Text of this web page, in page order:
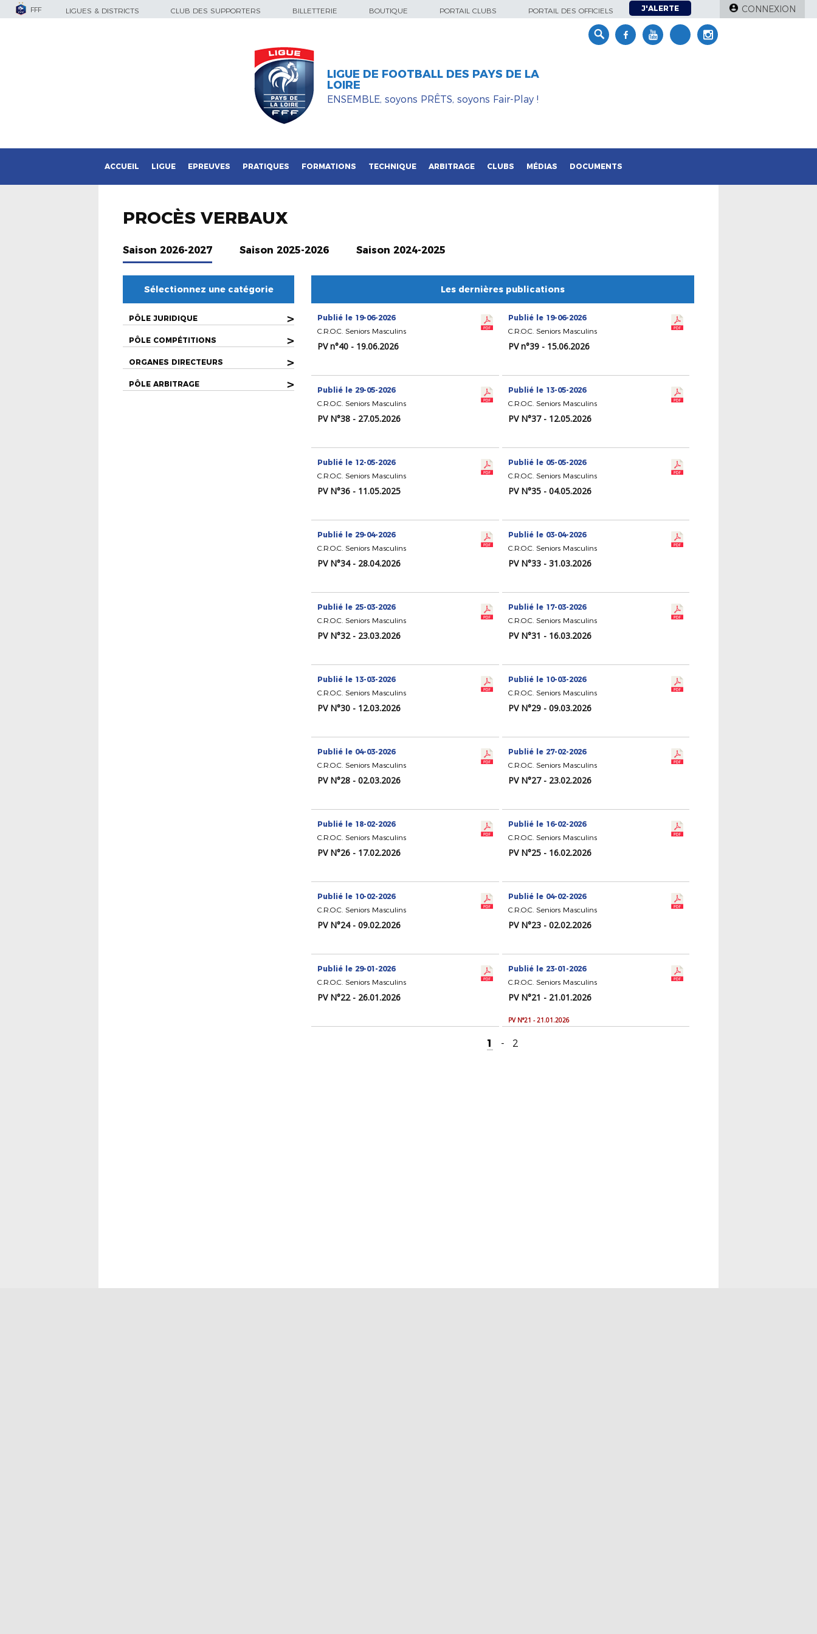
FFF LIGUES & DISTRICTS CLUB DES SUPPORTERS BILLETTERIE BOUTIQUE PORTAIL CLUBS PORTAIL DES OFFICIELS J'ALERTE CONNEXION
LIGUE DE FOOTBALL DES PAYS DE LA
LOIRE
ENSEMBLE, soyons PRÊTS, soyons Fair-Play !
ACCUEIL LIGUE EPREUVES PRATIQUES FORMATIONS TECHNIQUE ARBITRAGE CLUBS MÉDIAS DOCUMENTS
PROCÈS VERBAUX
Saison 2026-2027 Saison 2025-2026 Saison 2024-2025
Sélectionnez une catégorie
PÔLE JURIDIQUE >
PÔLE COMPÉTITIONS >
ORGANES DIRECTEURS >
PÔLE ARBITRAGE >
Les dernières publications
Publié le 19-06-2026
C.R.O.C. Seniors Masculins
PV n°40 - 19.06.2026
Publié le 19-06-2026
C.R.O.C. Seniors Masculins
PV n°39 - 15.06.2026
Publié le 29-05-2026
C.R.O.C. Seniors Masculins
PV N°38 - 27.05.2026
Publié le 13-05-2026
C.R.O.C. Seniors Masculins
PV N°37 - 12.05.2026
Publié le 12-05-2026
C.R.O.C. Seniors Masculins
PV N°36 - 11.05.2025
Publié le 05-05-2026
C.R.O.C. Seniors Masculins
PV N°35 - 04.05.2026
Publié le 29-04-2026
C.R.O.C. Seniors Masculins
PV N°34 - 28.04.2026
Publié le 03-04-2026
C.R.O.C. Seniors Masculins
PV N°33 - 31.03.2026
Publié le 25-03-2026
C.R.O.C. Seniors Masculins
PV N°32 - 23.03.2026
Publié le 17-03-2026
C.R.O.C. Seniors Masculins
PV N°31 - 16.03.2026
Publié le 13-03-2026
C.R.O.C. Seniors Masculins
PV N°30 - 12.03.2026
Publié le 10-03-2026
C.R.O.C. Seniors Masculins
PV N°29 - 09.03.2026
Publié le 04-03-2026
C.R.O.C. Seniors Masculins
PV N°28 - 02.03.2026
Publié le 27-02-2026
C.R.O.C. Seniors Masculins
PV N°27 - 23.02.2026
Publié le 18-02-2026
C.R.O.C. Seniors Masculins
PV N°26 - 17.02.2026
Publié le 16-02-2026
C.R.O.C. Seniors Masculins
PV N°25 - 16.02.2026
Publié le 10-02-2026
C.R.O.C. Seniors Masculins
PV N°24 - 09.02.2026
Publié le 04-02-2026
C.R.O.C. Seniors Masculins
PV N°23 - 02.02.2026
Publié le 29-01-2026
C.R.O.C. Seniors Masculins
PV N°22 - 26.01.2026
Publié le 23-01-2026
C.R.O.C. Seniors Masculins
PV N°21 - 21.01.2026
PV N°21 - 21.01.2026
1 - 2